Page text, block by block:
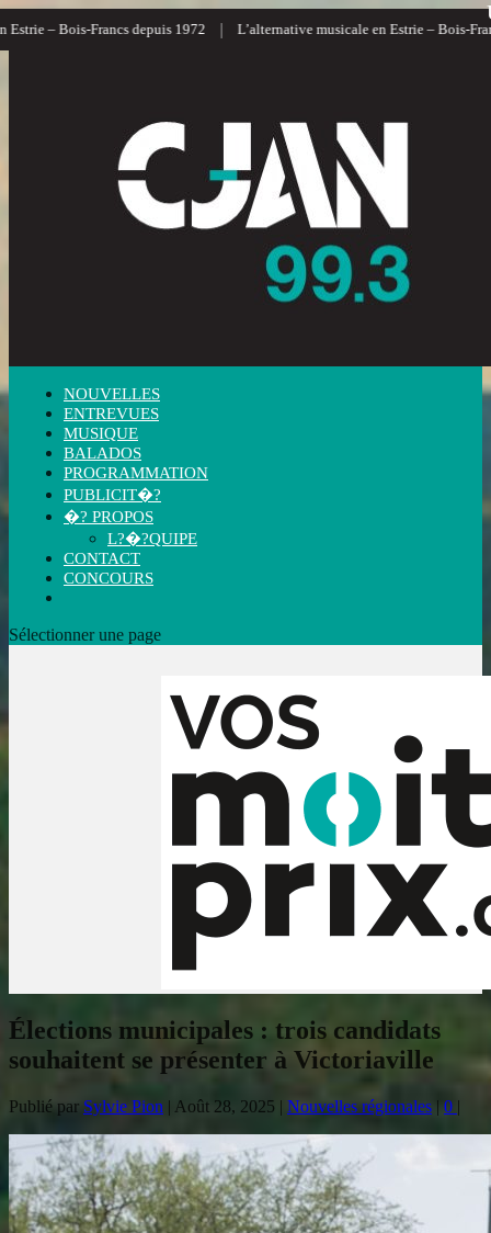
Francs depuis 1972 | L’alternative musicale en Estrie – Bois-Francs |
NOUVELLES
ENTREVUES
MUSIQUE
BALADOS
PROGRAMMATION
PUBLICIT�?
�? PROPOS
L?�?QUIPE
CONTACT
CONCOURS
Sélectionner une page
Élections municipales : trois candidats
souhaitent se présenter à Victoriaville
Publié par Sylvie Pion | Août 28, 2025 | Nouvelles régionales | 0 |